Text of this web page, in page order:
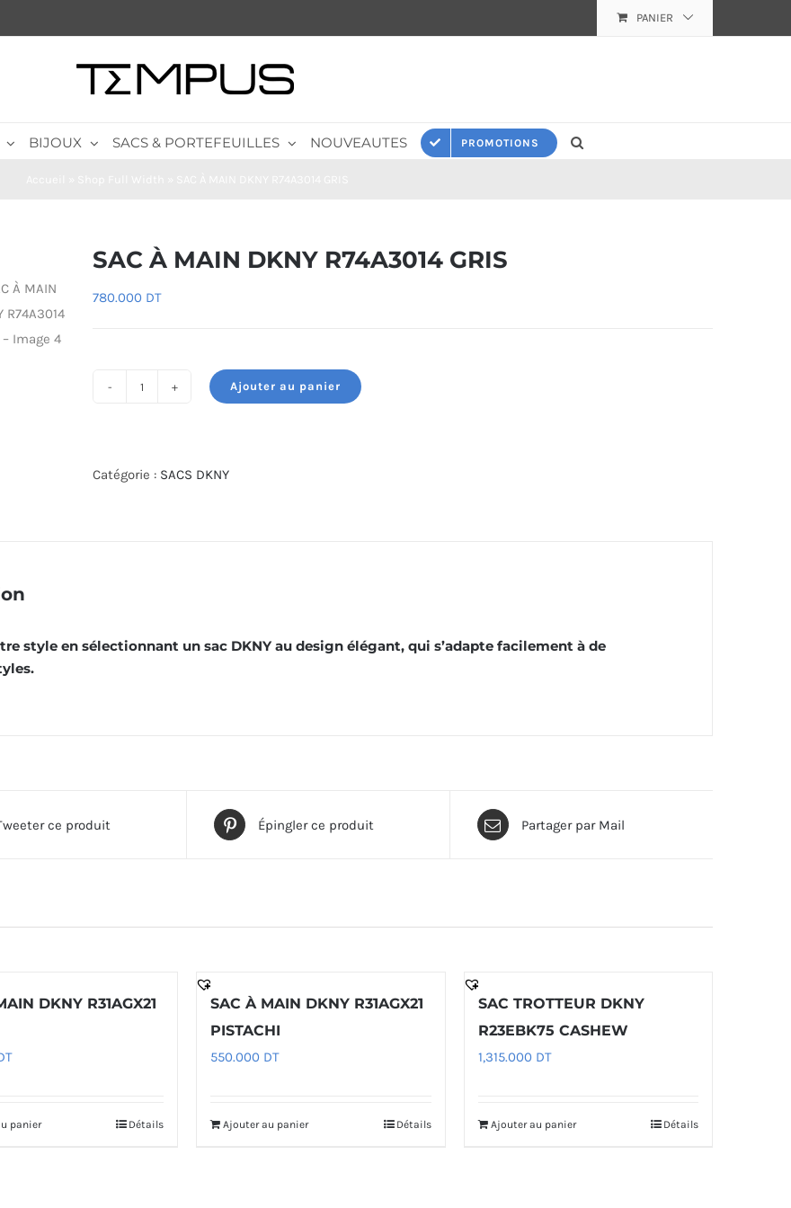
PANIER
BIJOUX SACS & PORTEFEUILLES NOUVEAUTES PROMOTIONS
SAC À MAIN DKNY R74A3014 GRIS
780.000 DT
À
Ajouter au panier
Catégorie : SACS DKNY
style en sélectionnant un sac DKNY au design élégant, qui s’adapte facilement à de
ce produit Épingler ce produit Partager par Mail
DKNY R31AGX21
panier Détails
SAC À MAIN DKNY R31AGX21
PISTACHI
550.000 DT
Ajouter au panier Détails
SAC TROTTEUR DKNY
R23EBK75 CASHEW
1,315.000 DT
Ajouter au panier Détails